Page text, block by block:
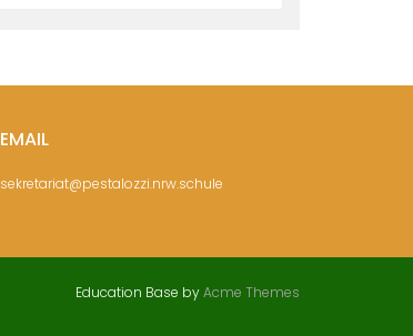
EMAIL
sekretariat@pestalozzi.nrw.schule
Education Base byAcme Themes